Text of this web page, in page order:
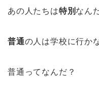
あの人たちは特別 なん
普通の人は学校に行か
普通ってなんだ？